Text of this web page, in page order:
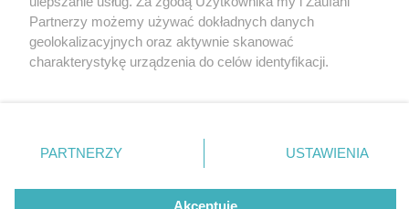
Twojemiasto
Piekary Śląskie
Chorzów
Tarnowskie Góry
Gliwice
Skontakuj sięz nami
Kontakt
Wydawca
Redakcja
Partnerzy możemy używać dokładnych danych
geolokalizacyjnych oraz aktywnie skanować
charakterystykę urządzenia do celów identyfikacji.
zmienić/wycofać klikając przycisk ustawień prywatności
znajdujący się w lewym dolnym rogu strony
rodzaje przetwarzania danych nie wymagają zgody
użytkownika, ale masz prawo sprzeciwić się takiemu
PARTNERZY USTAWIENIA
Akceptuję